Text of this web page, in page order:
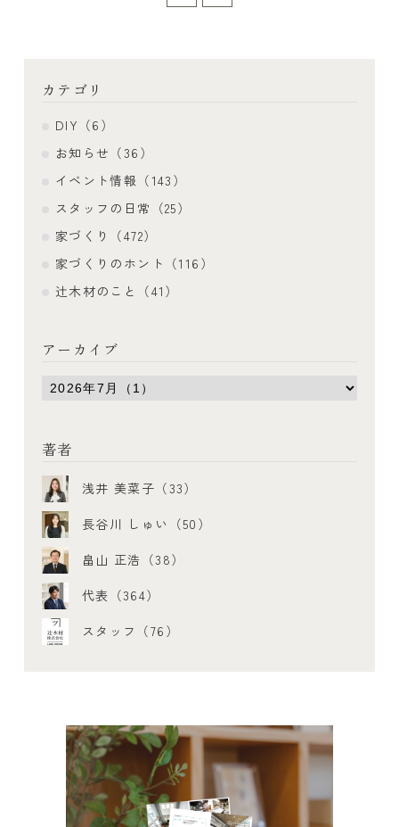
カテゴリ
DIY（6）
お知らせ（36）
イベント情報（143）
スタッフの日常（25）
家づくり（472）
家づくりのホント（116）
辻木材のこと（41）
アーカイブ
著者
浅井 美菜子（33）
長谷川 しゅい（50）
畠山 正浩（38）
代表（364）
スタッフ（76）